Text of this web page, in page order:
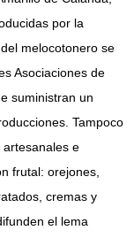
por la
melocotonero se
Asociaciones de
suministran un
Tampoco
e
frutal: orejones,
cremas y
el lema